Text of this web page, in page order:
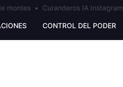
montes • Curanderos IA Instagram
CONTROL DEL PODER